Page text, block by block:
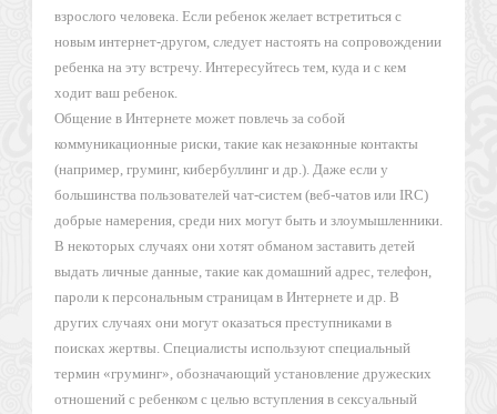
взрослого человека. Если ребенок желает встретиться с
новым интернет-другом, следует настоять на сопровождении
ребенка на эту встречу. Интересуйтесь тем, куда и с кем
ходит ваш ребенок.
Общение в Интернете может повлечь за собой
коммуникационные риски, такие как незаконные контакты
(например, груминг, кибербуллинг и др.). Даже если у
большинства пользователей чат-систем (веб-чатов или IRC)
добрые намерения, среди них могут быть и злоумышленники.
В некоторых случаях они хотят обманом заставить детей
выдать личные данные, такие как домашний адрес, телефон,
пароли к персональным страницам в Интернете и др. В
других случаях они могут оказаться преступниками в
поисках жертвы. Специалисты используют специальный
термин «груминг», обозначающий установление дружеских
отношений с ребенком с целью вступления в сексуальный